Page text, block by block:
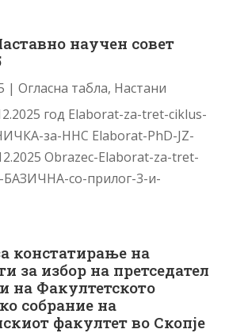
научен совет
| Огласна табла, Настани
год Elaborat-za-tret-ciklus-
за-ННС Elaborat-PhD-JZ-
Obrazec-Elaborat-za-tret-
БАЗИЧНА-со-прилог-3-и-
констатирање на
за избор на претседател
на Факултетското
собрание на
факултет во Скопје